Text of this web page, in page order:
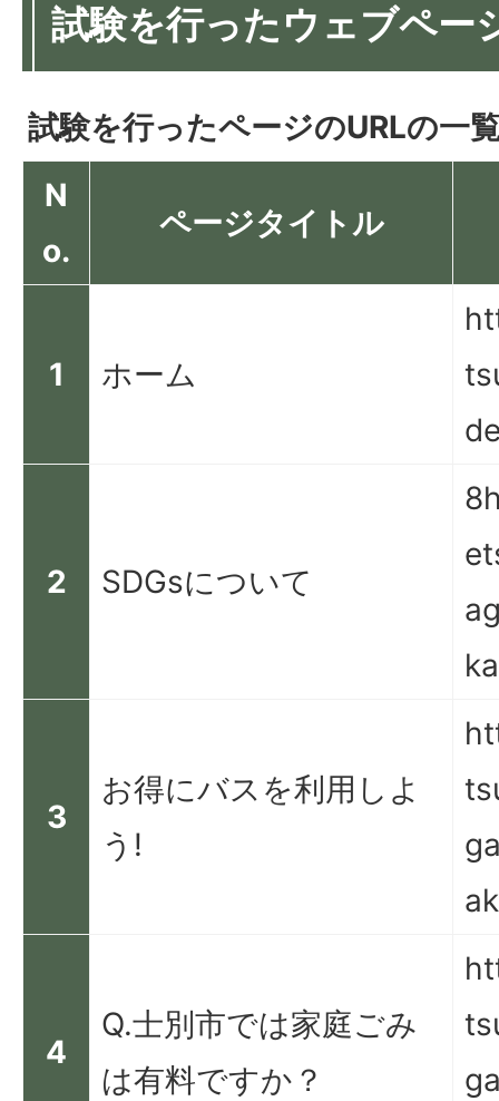
試験を行ったウェブペー
試験を行ったページのURLの一
N
o.
ページタイトル
1 ホーム
2 SDGsについて
3
お得にバスを利用しよ
う!
4
Q.士別市では家庭ごみ
は有料ですか？